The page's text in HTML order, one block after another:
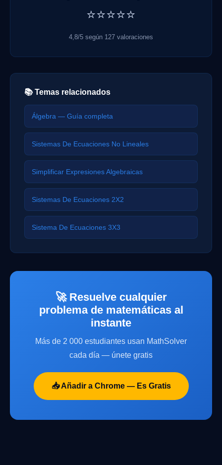
⭐⭐⭐⭐⭐
4,8/5 según 127 valoraciones
📚 Temas relacionados
Álgebra — Guía completa
Sistemas De Ecuaciones No Lineales
Simplificar Expresiones Algebraicas
Sistemas De Ecuaciones 2X2
Sistema De Ecuaciones 3X3
🚀 Resuelve cualquier
problema de matemáticas al
instante
Más de 2 000 estudiantes usan MathSolver
cada día — únete gratis
📥 Añadir a Chrome — Es Gratis